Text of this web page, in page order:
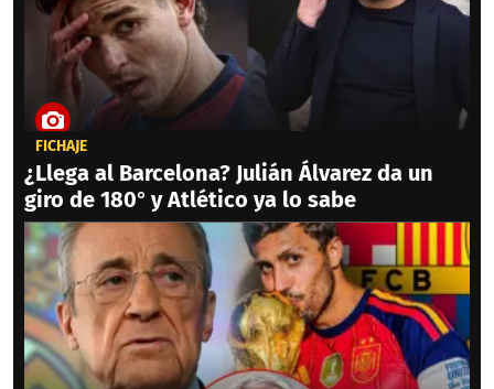
FICHAJE
¿Llega al Barcelona? Julián Álvarez da un
giro de 180° y Atlético ya lo sabe